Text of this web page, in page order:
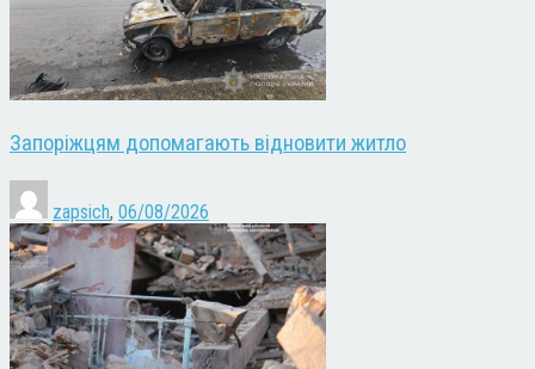
Запоріжцям допомагають відновити житло
zapsich, 06/08/2026